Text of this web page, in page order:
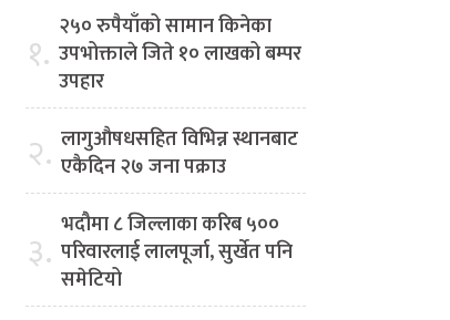
१. २५० रुपैयाँको सामान किनेका
उपभोक्ताले जिते १० लाखको बम्पर
उपहार
२. लागुऔषधसहित विभिन्न स्थानबाट
एकैदिन २७ जना पक्राउ
३. भदौमा ८ जिल्लाका करिब ५००
परिवारलाई लालपूर्जा, सुर्खेत पनि
समेटियो